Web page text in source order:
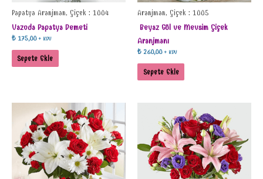
Papatya Aranjman, Çiçek : 1004
Vazoda Papatya Demeti
₺175,00 + KDV
Sepete Ekle
Aranjman, Çiçek : 1005
Beyaz Gül ve Mevsim Çiçek
Aranjmanı
₺ 260,00 + KDV
Sepete Ekle